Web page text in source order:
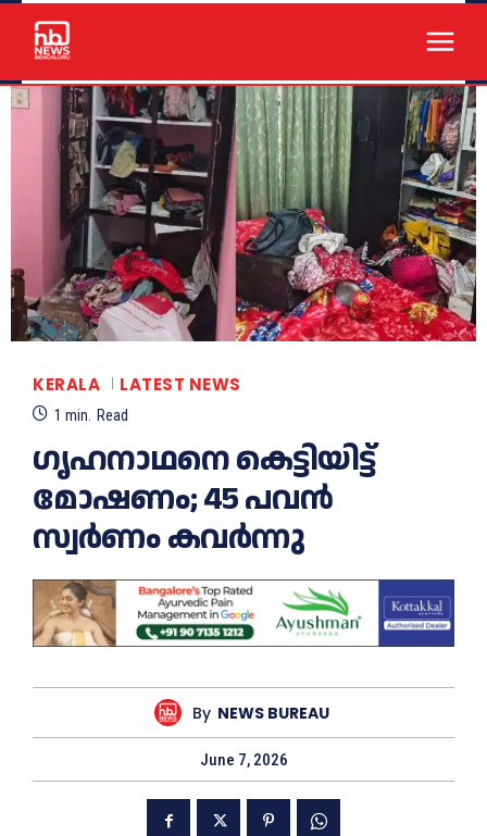
KERALA LATEST NEWS
1 min. Read
ഗൃഹനാഥനെ കെട്ടിയിട്ട്
മോഷണം; 45 പവൻ
സ്വര്‍ണം കവര്‍ന്നു
By NEWS BUREAU
June 7, 2026